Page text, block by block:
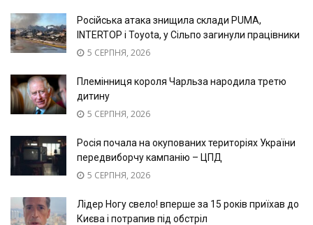
Російська атака знищила склади PUMA,
INTERTOP і Toyota, у Сільпо загинули працівники
5 СЕРПНЯ, 2026
Племінниця короля Чарльза народила третю
дитину
5 СЕРПНЯ, 2026
Росія почала на окупованих територіях України
передвиборчу кампанію – ЦПД
5 СЕРПНЯ, 2026
Лідер Ногу свело! вперше за 15 років приїхав до
Києва і потрапив під обстріл